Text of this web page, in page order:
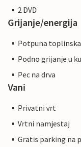
2 DVD
Grijanje/energija
Potpuna
Podno grijanje u
Pec na drva
Vani
Privatni vrt
Vrtni namjestaj
Gratis parking na